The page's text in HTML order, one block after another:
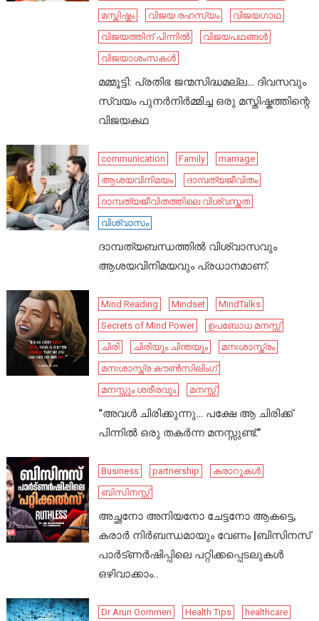
മസ്തിഷ്കം
വിജയ രഹസ്യം
വിജയഗാഥ
വിജയത്തിന് പിന്നിൽ
വിജയപഥങ്ങൾ
വിജയാശംസകൾ
മമ്മൂട്ടി: പ്രതിഭ ജന്മസിദ്ധമല്ല… ദിവസവും
സ്വയം പുനർനിർമ്മിച്ച ഒരു മസ്തിഷ്കത്തിന്റെ
വിജയകഥ
communication Family
marriage
ആശയവിനിമയം
ദാമ്പത്യജീവിതം
ദാമ്പത്യജീവിതത്തിലെ വിശ്വസ്തത
വിശ്വാസം
ദാമ്പത്യബന്ധത്തിൽ വിശ്വാസവും
ആശയവിനിമയവും പ്രധാനമാണ്.
Mind Reading Mindset
MindTalks
Secrets of Mind Power
ഉപബോധ മനസ്സ്
ചിരി
ചിരിയും ചിന്തയും
മനഃശാസ്ത്രം
മനഃശാസ്ത്ര കൗൺസിലിംഗ്
മനസ്സും ശരീരവും
മനസ്സ്
“അവൾ ചിരിക്കുന്നു… പക്ഷേ ആ ചിരിക്ക്
പിന്നിൽ ഒരു തകർന്ന മനസ്സുണ്ട്.”
Business partnership
കരാറുകൾ
ബിസിനസ്സ്
അച്ഛനോ അനിയനോ ചേട്ടനോ ആകട്ടെ,
കരാർ നിർബന്ധമായും വേണം |ബിസിനസ്
പാർട്ണർഷിപ്പിലെ പറ്റിക്കപ്പെടലുകൾ
ഒഴിവാക്കാം..
Dr Arun Oommen Health Tips healthcare